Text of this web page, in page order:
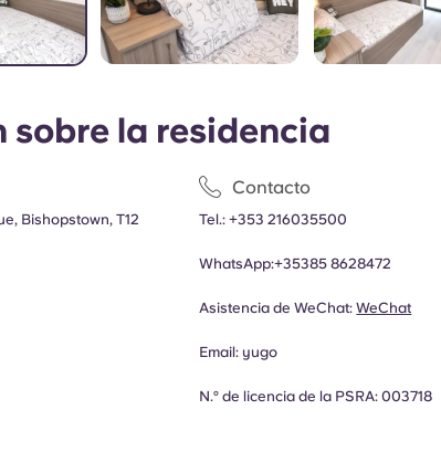
sobre la residencia
Bishopstown, T12
Contacto
Tel.:+353 216035500
WhatsApp:+35385 8628472
Asistencia de WeChat:WeChat
Email: yugo
N.º de licencia de la PSRA: 003718